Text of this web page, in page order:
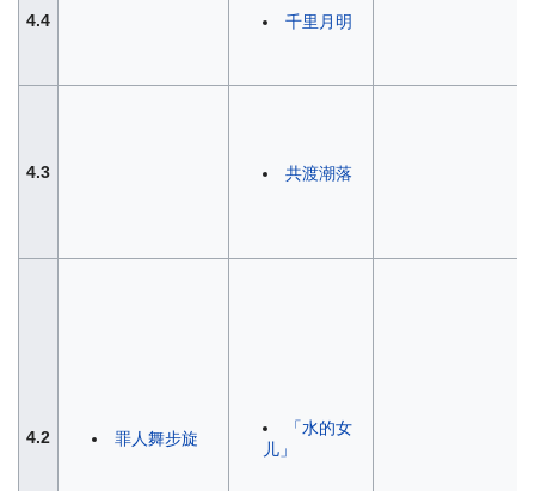
4.4 千里月明
4.3 共渡潮落
4.2 罪人舞步旋
「水的女
儿」